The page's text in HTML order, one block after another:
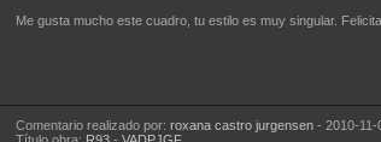
Me gusta mucho este cuadro, tu estilo es muy singular.
Comentario realizado por: roxana castro jurgensen- 2010-11-